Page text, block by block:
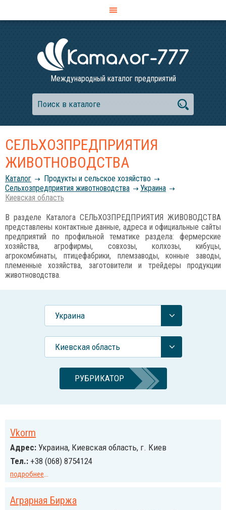
Международный каталог предприятий
СЕЛЬХОЗПРЕДПРИЯТИЯ
ЖИВОТНОВОДСТВА
Каталог
Продукты и сельское хозяйство
Сельхозпредприятия животноводства
Украина
Киевская область
В разделе Каталога СЕЛЬХОЗПРЕДПРИЯТИЯ ЖИВОВОДСТВА
представлены контактные данные, адреса и официальные сайты
предприятий по профильной тематике раздела: фермерские
хозяйства, агрофирмы, совхозы, колхозы, кибуцы,
агрокомбинаты, птицефабрики, племзаводы, конные заводы,
племенные хозяйства, заготовители и трейдеры продукции
животноводства.
Украина
Киевская область
РУБРИКАТОР
Vkorm
Адрес: Украина, Киевская область, г. Киев
Тел.: +38 (068) 8754124
подробнее...
Аграрная Биржа